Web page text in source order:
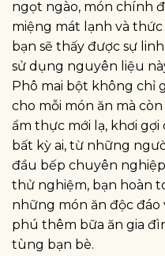
ngọt ngào, món chính
miệng mát lạnh và
bạn sẽ thấy được sự
sử dụng nguyên liệu
Phô mai bột không chỉ
cho mỗi món ăn mà
ẩm thực mới lạ, khơi
bất kỳ ai, từ những
đầu bếp chuyên
thử nghiệm, bạn hoàn
những món ăn độc đáo
phú thêm bữa ăn gia
tùng bạn bè.